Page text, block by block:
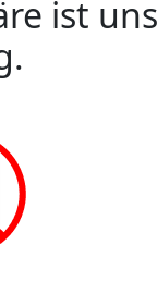
ist uns